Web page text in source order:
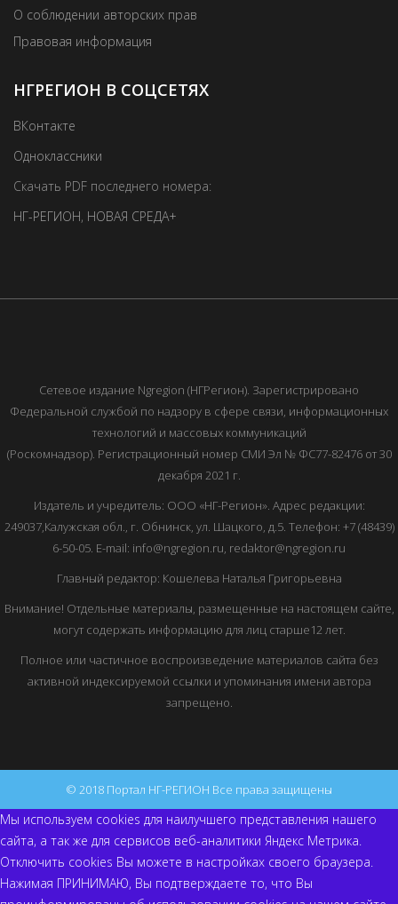
О соблюдении авторских прав
Правовая информация
НГРЕГИОН В СОЦСЕТЯХ
ВКонтакте
Одноклассники
Скачать PDF последнего номера:
НГ-РЕГИОН, НОВАЯ СРЕДА+
Сетевое издание Ngregion (НГРегион). Зарегистрировано
Федеральной службой по надзору в сфере связи, информационных
технологий и массовых коммуникаций
(Роскомнадзор). Регистрационный номер СМИ Эл № ФС77-82476 от 30
декабря 2021 г.
Издатель и учредитель: ООО «НГ-Регион». Адрес редакции:
249037,Калужская обл., г. Обнинск, ул. Шацкого, д.5. Телефон: +7 (48439)
6-50-05. E-mail: info@ngregion.ru, redaktor@ngregion.ru
Главный редактор: Кошелева Наталья Григорьевна
Внимание! Отдельные материалы, размещенные на настоящем сайте,
могут содержать информацию для лиц старше12 лет.
Полное или частичное воспроизведение материалов сайта без
активной индексируемой ссылки и упоминания имени автора
запрещено.
© 2018 Портал НГ-РЕГИОН Все права защищены
Мы используем cookies для наилучшего представления нашего
сайта, а так же для сервисов веб-аналитики Яндекс Метрика.
Отключить cookies Вы можете в настройках своего браузера.
Нажимая ПРИНИМАЮ, Вы подтверждаете то, что Вы